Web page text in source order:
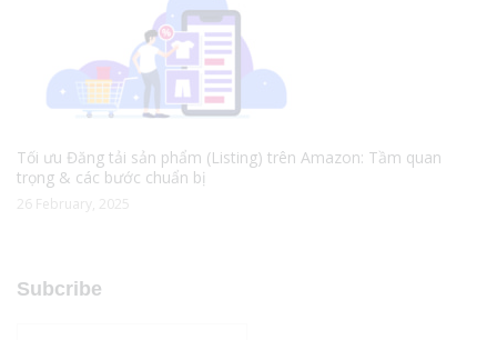
Tối ưu Đăng tải sản phẩm (Listing) trên Amazon: Tầm quan
trọng & các bước chuẩn bị
26 February, 2025
Subcribe